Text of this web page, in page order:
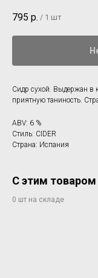
795 р. / 1 шт
Сидр сухой. Выдержан в
приятную таниность.
ABV: 6 %
Стиль: CIDER
Страна: Испания
С этим